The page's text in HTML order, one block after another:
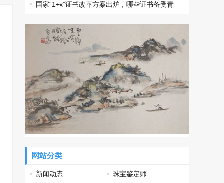
试指南丛书主编会(图文)
国家“1+x”证书改革方案出炉，哪些证书备受青
网站分类
新闻动态
珠宝鉴定师